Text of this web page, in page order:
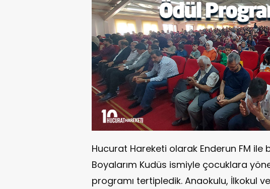
Hucurat Hareketi olarak Enderun FM ile
Boyalarım Kudüs ismiyle çocuklara
programı tertipledik. Anaokulu, İlkokul